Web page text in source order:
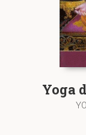
Yoga